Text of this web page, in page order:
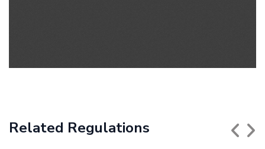
Related Regulations